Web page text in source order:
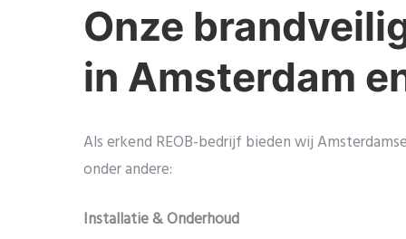
Onze
in Amsterdam
Als erkend REOB-bedrijf bieden wij
onder andere:
Installatie & Onderhoud